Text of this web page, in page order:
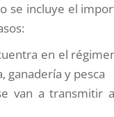
se incluye el
en el
ganadería y pesca
van a transmitir